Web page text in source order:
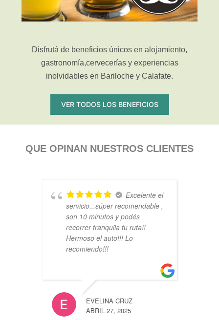
Disfrutá de beneficios únicos en alojamiento,
gastronomía,cervecerías y experiencias
inolvidables en Bariloche y Calafate.
VER TODOS LOS BENEFICIOS
QUE OPINAN NUESTROS CLIENTES
Excelente el
servicio...súper recomendable ,
son 10 minutos y podés
recorrer tranquila tu ruta!!
Hermoso el auto!!! Lo
recomiendo!!!
EVELINA CRUZ
ABRIL 27, 2025